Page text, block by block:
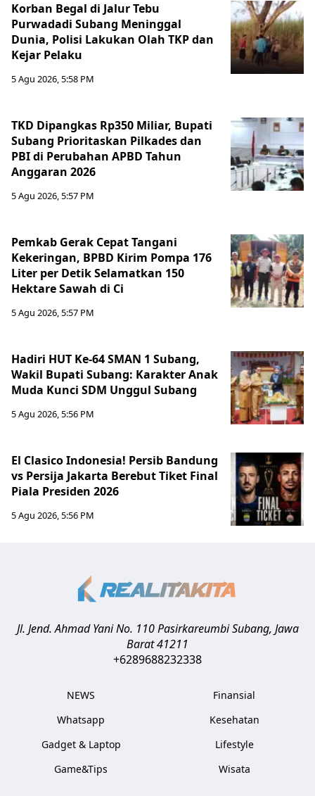
Korban Begal di Jalur Tebu
Purwadadi Subang Meninggal
Dunia, Polisi Lakukan Olah TKP dan
Kejar Pelaku
5 Agu 2026, 5:58 PM
TKD Dipangkas Rp350 Miliar, Bupati
Subang Prioritaskan Pilkades dan
PBI di Perubahan APBD Tahun
Anggaran 2026
5 Agu 2026, 5:57 PM
Pemkab Gerak Cepat Tangani
Kekeringan, BPBD Kirim Pompa 176
Liter per Detik Selamatkan 150
Hektare Sawah di Ci
5 Agu 2026, 5:57 PM
Hadiri HUT Ke-64 SMAN 1 Subang,
Wakil Bupati Subang: Karakter Anak
Muda Kunci SDM Unggul Subang
5 Agu 2026, 5:56 PM
El Clasico Indonesia! Persib Bandung
vs Persija Jakarta Berebut Tiket Final
Piala Presiden 2026
5 Agu 2026, 5:56 PM
Jl. Jend. Ahmad Yani No. 110 Pasirkareumbi Subang, Jawa
Barat41211
+6289688232338
NEWS
Whatsapp
Gadget & Laptop
Game&Tips
Finansial
Kesehatan
Lifestyle
Wisata